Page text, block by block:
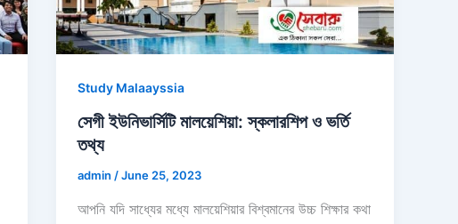
Study Malaayssia
সেগী ইউনিভার্সিটি মালয়েশিয়া: স্কলারশিপ ও ভর্তি
তথ্য
admin/June 25, 2023
আপনি যদি সাধ্যের মধ্যে মালয়েশিয়ার বিশ্বমানের উচ্চ শিক্ষার কথা